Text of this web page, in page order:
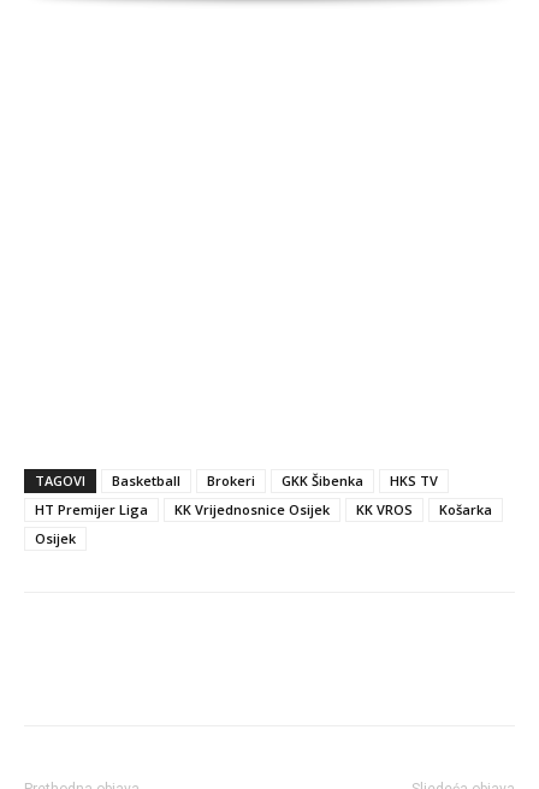
TAGOVI Basketball Brokeri GKK Šibenka
HKS TV
HT Premijer Liga
KK Vrijednosnice Osijek KK VROS
Košarka
Osijek